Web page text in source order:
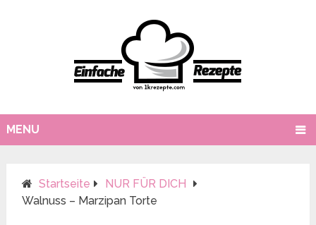
MENU
Startseite
NUR FÜR DICH
Walnuss – Marzipan Torte